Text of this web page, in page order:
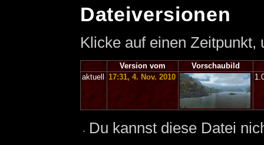
Dateiversionen
Klicke auf einen
Version vom
Vorschaubild
aktuell
17:31, 4. Nov. 2010
Du kannst diese Datei